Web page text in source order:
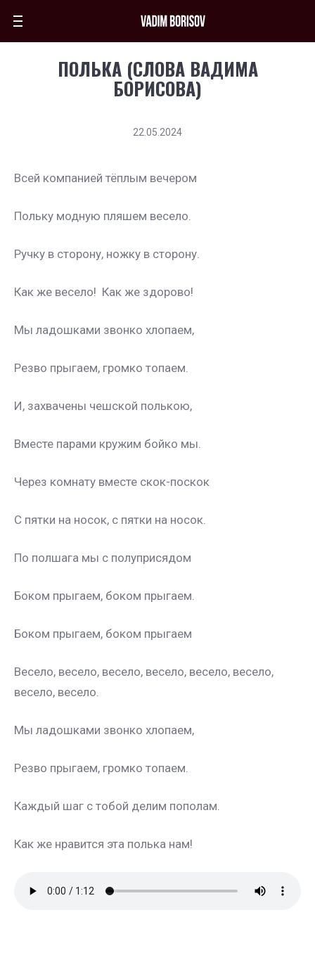
ПОЛЬКА (СЛОВА ВАДИМА
БОРИСОВА)
22.05.2024
Всей компанией тёплым вечером
Польку модную пляшем весело.
Ручку в сторону, ножку в сторону.
Как же весело! Как же здорово!
Мы ладошками звонко хлопаем,
Резво прыгаем, громко топаем.
И, захвачены чешской полькою,
Вместе парами кружим бойко мы.
Через комнату вместе скок-поскок
С пятки на носок, с пятки на носок.
По полшага мы с полуприсядом
Боком прыгаем, боком прыгаем.
Боком прыгаем, боком прыгаем
Весело, весело, весело, весело, весело, весело,
весело, весело.
Мы ладошками звонко хлопаем,
Резво прыгаем, громко топаем.
Каждый шаг с тобой делим пополам.
Как же нравится эта полька нам!